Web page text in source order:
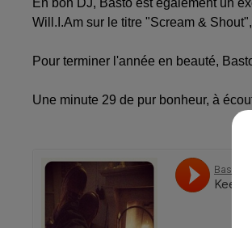
En bon DJ, Basto est également un
Will.I.Am sur le titre "Scream &
Pour terminer l'année en beauté,
Une minute 29 de pur bonheur, à